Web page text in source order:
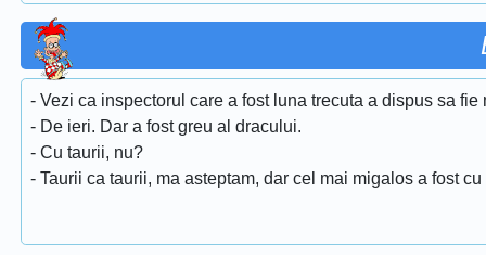
- Vezi ca inspectorul care a fost luna trecuta a dispus sa
- De ieri. Dar a fost greu al dracului.
- Cu taurii, nu?
- Taurii ca taurii, ma asteptam, dar cel mai migalos a fost